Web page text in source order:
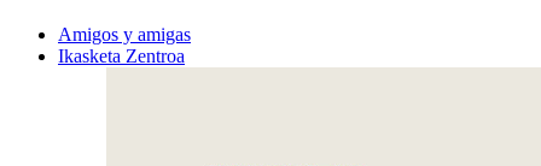
Amigos y amigas
Ikasketa Zentroa